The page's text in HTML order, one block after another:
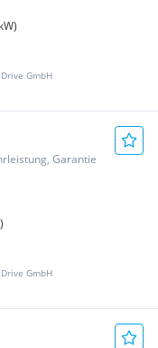
GmbH
Garantie
GmbH